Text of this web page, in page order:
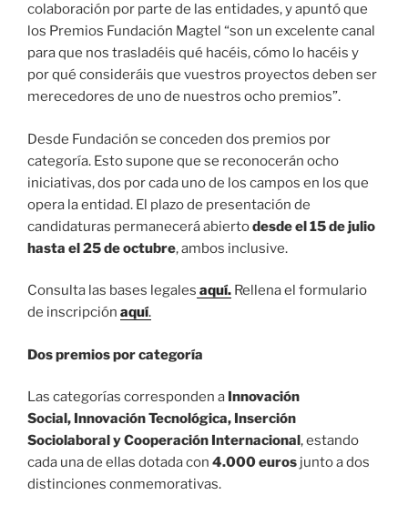
colaboración por parte de las entidades, y apuntó que
los Premios Fundación Magtel “son un excelente canal
para que nos trasladéis qué hacéis, cómo lo hacéis y
por qué consideráis que vuestros proyectos deben ser
merecedores de uno de nuestros ocho premios”.
Desde Fundación se conceden dos premios por
categoría. Esto supone que se reconocerán ocho
iniciativas, dos por cada uno de los campos en los que
opera la entidad. El plazo de presentación de
candidaturas permanecerá abiertodesde el15 de julio
hasta el 25 de octubre, ambos inclusive.
Consulta las bases legales aquí. Rellena el formulario
de inscripción aquí.
Dos premios por categoría
Las categorías corresponden a Innovación
Social, Innovación Tecnológica, Inserción
Sociolaboral y Cooperación Internacional , estando
cada una de ellas dotada con 4.000 euros junto a dos
distinciones conmemorativas.